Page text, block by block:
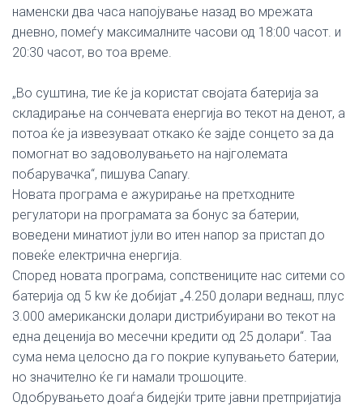
наменски два часа напојување назад во мрежата
дневно, помеѓу максималните часови од 18:00 часот. и
20:30 часот, во тоа време.
„Во суштина, тие ќе ја користат својата батерија за
складирање на сончевата енергија во текот на денот, а
потоа ќе ја извезуваат откако ќе зајде сонцето за да
помогнат во задоволувањето на најголемата
побарувачка“, пишува Canary.
Новата програма е ажурирање на претходните
регулатори на програмата за бонус за батерии,
воведени минатиот јули во итен напор за пристап до
повеќе електрична енергија.
Според новата програма, сопствениците нас ситеми со
батерија од 5 kw ќе добијат „4.250 долари веднаш, плус
3.000 американски долари дистрибуирани во текот на
една деценија во месечни кредити од 25 долари“. Таа
сума нема целосно да го покрие купувањето батерии,
но значително ќе ги намали трошоците.
Одобрувањето доаѓа бидејќи трите јавни претпријатија